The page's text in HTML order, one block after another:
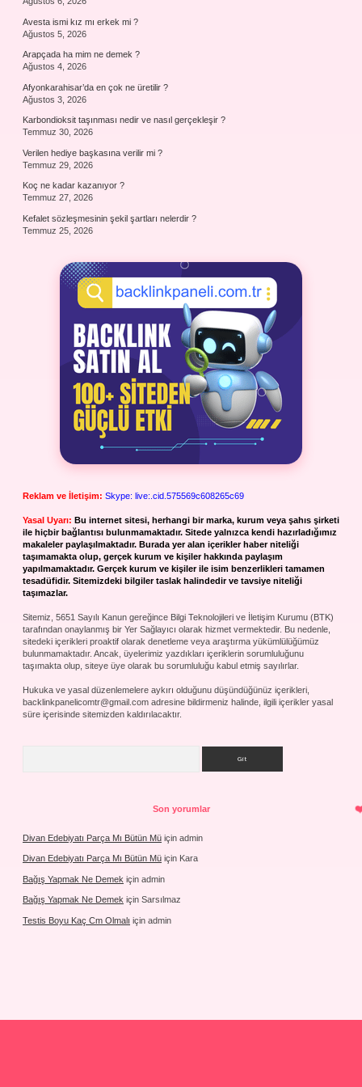
Avesta ismi kız mı erkek mi ?
Ağustos 5, 2026
Arapçada ha mim ne demek ?
Ağustos 4, 2026
Afyonkarahisar’da en çok ne üretilir ?
Ağustos 3, 2026
Karbondioksit taşınması nedir ve nasıl gerçekleşir ?
Temmuz 30, 2026
Verilen hediye başkasına verilir mi ?
Temmuz 29, 2026
Koç ne kadar kazanıyor ?
Temmuz 27, 2026
Kefalet sözleşmesinin şekil şartları nelerdir ?
Temmuz 25, 2026
Reklam ve İletişim: Skype: live:.cid.575569c608265c69
Yasal Uyarı: Bu internet sitesi, herhangi bir marka, kurum veya şahıs şirketi
ile hiçbir bağlantısı bulunmamaktadır. Sitede yalnızca kendi hazırladığımız
makaleler paylaşılmaktadır. Burada yer alan içerikler haber niteliği
taşımamakta olup, gerçek kurum ve kişiler hakkında paylaşım
yapılmamaktadır. Gerçek kurum ve kişiler ile isim benzerlikleri tamamen
tesadüfidir. Sitemizdeki bilgiler taslak halindedir ve tavsiye niteliği
taşımazlar.
Sitemiz, 5651 Sayılı Kanun gereğince Bilgi Teknolojileri ve İletişim Kurumu (BTK)
tarafından onaylanmış bir Yer Sağlayıcı olarak hizmet vermektedir. Bu nedenle,
sitedeki içerikleri proaktif olarak denetleme veya araştırma yükümlülüğümüz
bulunmamaktadır. Ancak, üyelerimiz yazdıkları içeriklerin sorumluluğunu
taşımakta olup, siteye üye olarak bu sorumluluğu kabul etmiş sayılırlar.
Hukuka ve yasal düzenlemelere aykırı olduğunu düşündüğünüz içerikleri,
backlinkpanelicomtr@gmail.com adresine bildirmeniz halinde, ilgili içerikler yasal
süre içerisinde sitemizden kaldırılacaktır.
Son yorumlar
Divan Edebiyatı Parça Mı Bütün Mü için admin
Divan Edebiyatı Parça Mı Bütün Mü için Kara
Bağış Yapmak Ne Demek için admin
Bağış Yapmak Ne Demek için Sarsılmaz
Testis Boyu Kaç Cm Olmalı için admin